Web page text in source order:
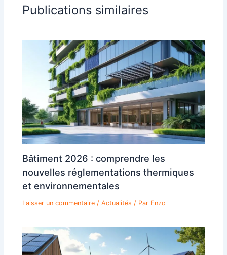
Publications similaires
Bâtiment 2026 : comprendre les
nouvelles réglementations thermiques
et environnementales
Laisser un commentaire /Actualités / Par Enzo